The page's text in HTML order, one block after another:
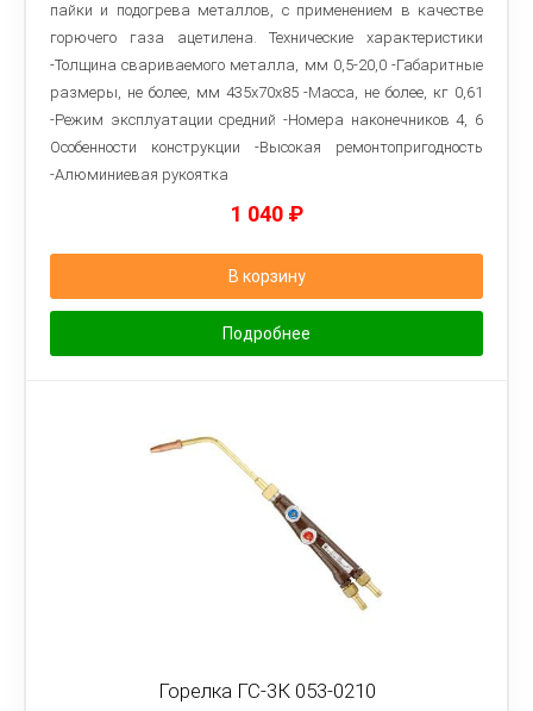
пайки и подогрева металлов, с применением в качестве
горючего газа ацетилена. Технические характеристики
-Толщина свариваемого металла, мм 0,5-20,0 -Габаритные
размеры, не более, мм 435х70х85 -Масса, не более, кг 0,61
-Режим эксплуатации средний -Номера наконечников 4, 6
Особенности конструкции -Высокая ремонтопригодность
-Алюминиевая рукоятка
1 040 ₽
В корзину
Подробнее
Горелка ГС-3К 053-0210